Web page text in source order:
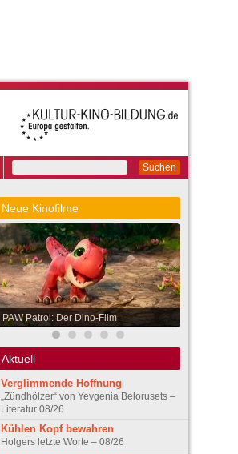
Suchen
Neue Kinofilme
PAW Patrol: Der Dino-Film
Aktuell
Verglimmende Hoffnung
„Zündhölzer“ von Yevgenia Belorusets –
Literatur 08/26
Kühlen Kopf bewahren
Holgers letzte Worte – 08/26